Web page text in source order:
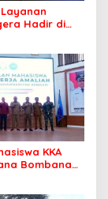
Hadir di
KKA
Bombana